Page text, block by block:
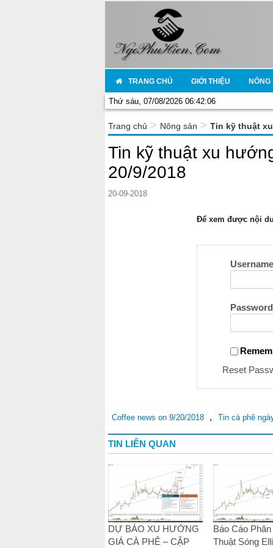
TRANG CHỦ GIỚI THIỆU NÔNG
Thứ sáu, 07/08/2026 06:42:06
Trang chủ > Nông sản > Tin kỹ thuật
Tin kỹ thuật xu
20/9/2018
20-09-2018
Để xem được nội
Username
Password
Reset
Coffee news on 9/20/2018 , Tin cà phê
TIN LIÊN QUAN
DỰ BÁO XU HƯỚNG
GIÁ CÀ PHÊ – CẬP
Báo Cáo
Thuật Sóng